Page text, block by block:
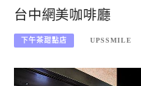
台中網美咖啡廳
下午茶甜點店 UPSSMILE